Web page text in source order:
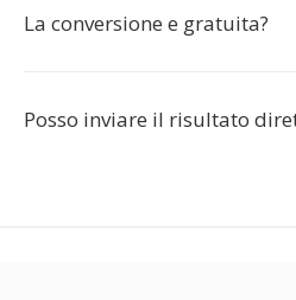
La conversione e gratuita?
Posso inviare il risultato